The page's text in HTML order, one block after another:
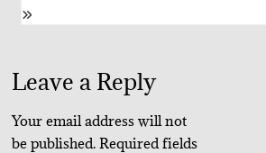
Leave a Reply
Your email address will not
be published. Required fields